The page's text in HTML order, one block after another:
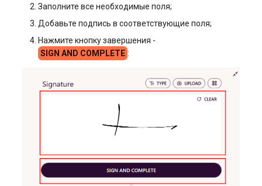
Заполните все необходимые поля;
Добавьте подпись в соответствующие поля;
Нажмите кнопку завершения -
SIGN AND COMPLETE :